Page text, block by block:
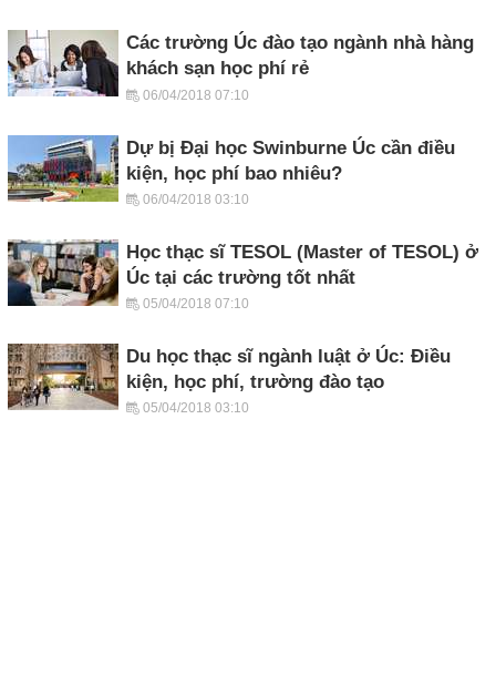
Các trường Úc đào tạo ngành nhà hàng
khách sạn học phí rẻ
06/04/2018 07:10
Dự bị Đại học Swinburne Úc cần điều
kiện, học phí bao nhiêu?
06/04/2018 03:10
Học thạc sĩ TESOL (Master of TESOL) ở
Úc tại các trường tốt nhất
05/04/2018 07:10
Du học thạc sĩ ngành luật ở Úc: Điều
kiện, học phí, trường đào tạo
05/04/2018 03:10